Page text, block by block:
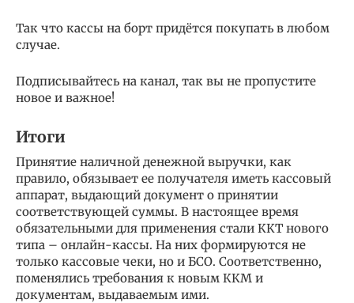
Так что кассы на борт придётся покупать в любом
случае.
Подписывайтесь на канал, так вы не пропустите
новое и важное!
Итоги
Принятие наличной денежной выручки, как
правило, обязывает ее получателя иметь кассовый
аппарат, выдающий документ о принятии
соответствующей суммы. В настоящее время
обязательными для применения стали ККТ нового
типа – онлайн-кассы. На них формируются не
только кассовые чеки, но и БСО. Соответственно,
поменялись требования к новым ККМ и
документам, выдаваемым ими.